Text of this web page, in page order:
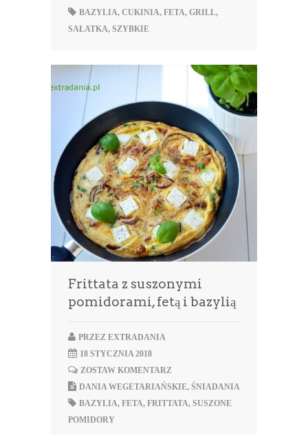
BAZYLIA, CUKINIA, FETA, GRILL,
SAŁATKA, SZYBKIE
Frittata z suszonymi
pomidorami, fetą i bazylią
PRZEZ EXTRADANIA
18 STYCZNIA 2018
ZOSTAW KOMENTARZ
DANIA WEGETARIAŃSKIE, ŚNIADANIA
BAZYLIA, FETA, FRITTATA, SUSZONE
POMIDORY